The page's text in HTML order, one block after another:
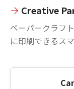
Creative
ペーパークラフ
に印刷できるス